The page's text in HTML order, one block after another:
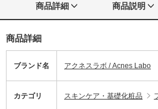
商品詳細 商品説明
商品詳細
ブランド名 アクネスラボ / Acnes Labo
カテゴリ スキンケア・基礎化粧品